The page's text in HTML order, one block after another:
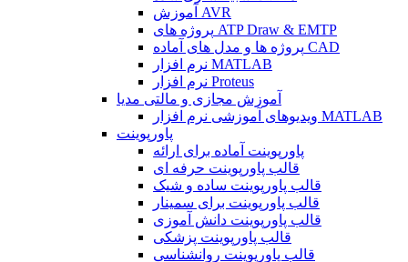
آموزش AVR
پروژه های ATP Draw & EMTP
پروژه ها و مدل های آماده CAD
نرم افزار MATLAB
نرم افزار Proteus
آموزش مجازی و مالتی مدیا
ویدیوهای آموزشی نرم افزار MATLAB
پاورپوینت
پاورپوینت آماده برای ارائه
قالب پاورپوینت حرفه ای
قالب پاورپوینت ساده و شیک
قالب پاورپوینت برای سمینار
قالب پاورپوینت دانش آموزی
قالب پاورپوینت پزشکی
قالب پاورپوینت روانشناسی